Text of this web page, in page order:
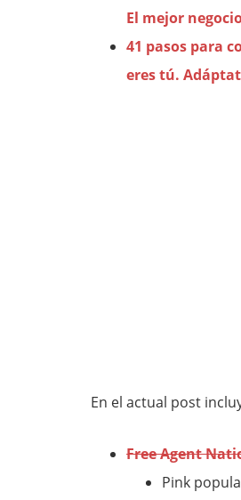
El mejor
41 pasos para
eres tú.
En el actual post
Free Agent
Pink